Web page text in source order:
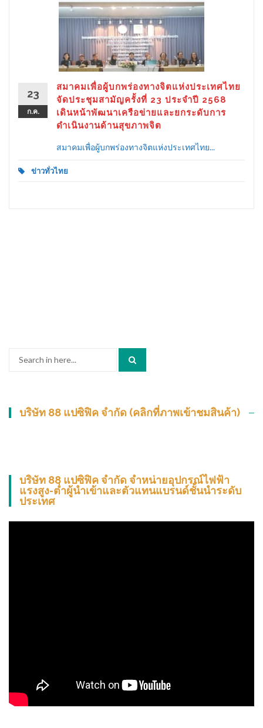
23
ก.ค.
สมาคมเพื่อผู้บกพร่องทางจิตแห่งประเทศไทย
จัดประชุมสามัญครั้งที่ 23 ประจำปี 2568
เดินหน้าพัฒนาเครือข่ายและยกระดับการ
ดำเนินงานด้านสุขภาพจิต
สมาคมเพื่อผู้บกพร่องทางจิตแห่งประเทศไทย...
ข่าวทั่วไทย
บริษัท 88 แปซิฟิค จำกัด (คลิกที่ภาพเข้าชมสินค้า)
บริษัท 88 แปซิฟิค จำกัด จำหน่ายอุปกรณ์ไฟฟ้า
แรงสูง-ต่ำผู้นำเข้าและตัวแทนแบรนด์ชั้นนำระดับ
ประเทศ